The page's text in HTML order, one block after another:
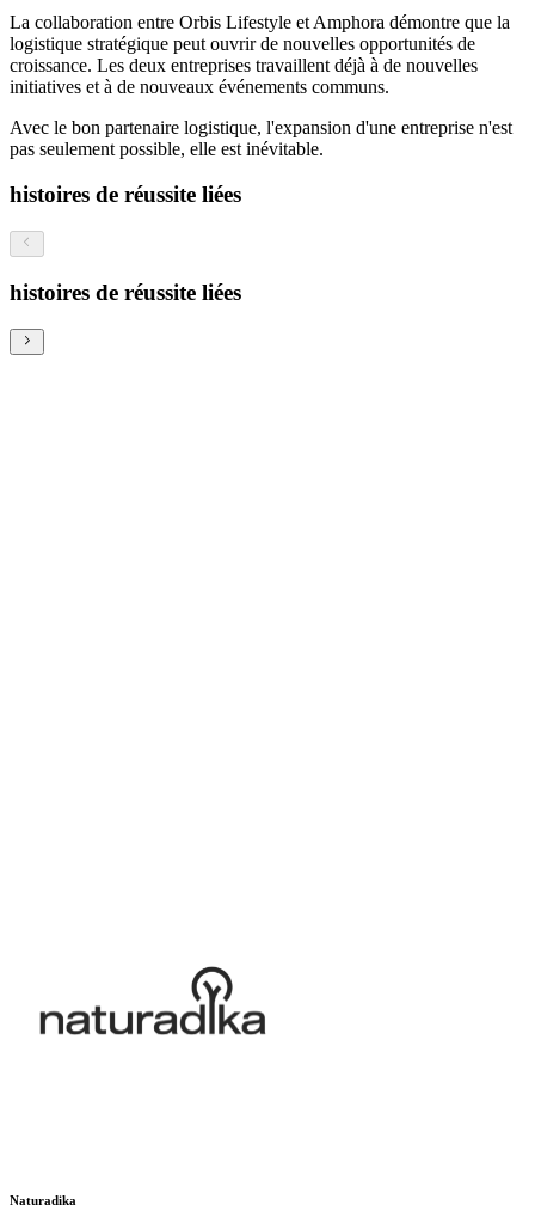
La collaboration entre Orbis Lifestyle et Amphora démontre que la
logistique stratégique peut ouvrir de nouvelles opportunités de
croissance. Les deux entreprises travaillent déjà à de nouvelles
initiatives et à de nouveaux événements communs.
Avec le bon partenaire logistique, l'expansion d'une entreprise n'est
pas seulement possible, elle est inévitable.
histoires de réussite liées
histoires de réussite liées
Naturadika